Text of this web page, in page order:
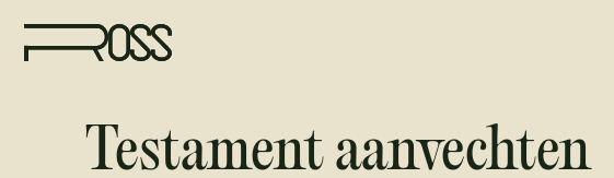
Testament aanvechten